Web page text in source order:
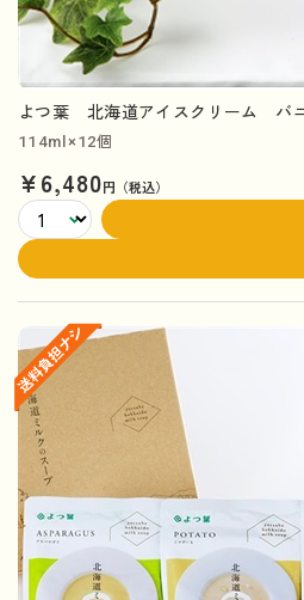
よつ葉 北海道アイスクリーム バ
114ml×12個
¥6,480円（税込）